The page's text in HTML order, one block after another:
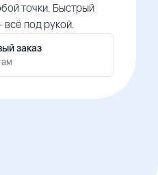
точки. Быстрый
под рукой.
заказ